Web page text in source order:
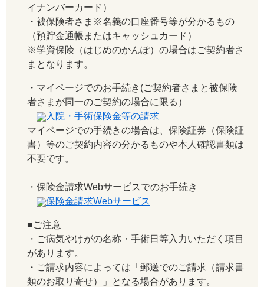
イナンバーカード）
・被保険者さま※名義の口座番号等が分かるもの
（預貯金通帳またはキャッシュカード）
※学資保険（はじめのかんぽ）の場合はご契約者さ
まとなります。
・マイページでのお手続き(ご契約者さまと被保険
者さまが同一のご契約の場合に限る）
入院・手術保険金等の請求
マイページでの手続きの場合は、保険証券（保険証
書）等のご契約内容の分かるものや本人確認書類は
不要です。
・保険金請求Webサービスでのお手続き
保険金請求Webサービス
■ご注意
・ご病気やけがの名称・手術日等入力いただく項目
があります。
・ご請求内容によっては「郵送でのご請求（請求書
類のお取り寄せ）」となる場合があります。